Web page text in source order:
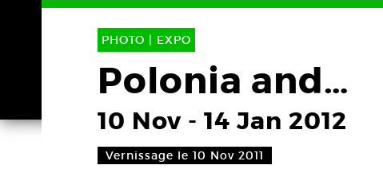
PHOTO | EXPO
Polonia and…
10 Nov - 14 Jan 2012
Vernissage le 10 Nov 2011